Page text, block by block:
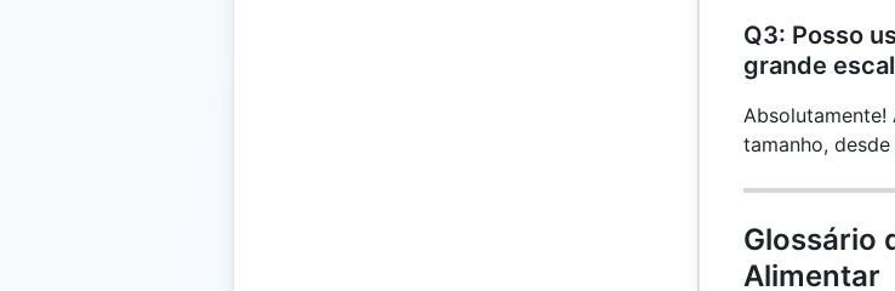
Q3: Posso
grande
Absolutamente!
tamanho,
Glossário
Alimentar